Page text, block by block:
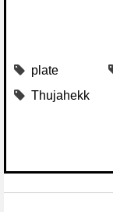
plate
Thujahekk